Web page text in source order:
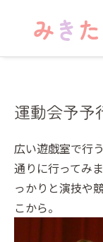
運動会予予
広い遊戯室で行
通りに行ってみ
っかりと演技や
こから。